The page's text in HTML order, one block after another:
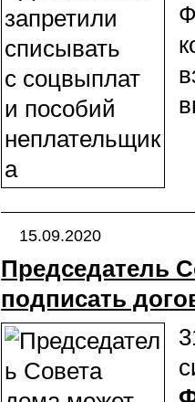
15.09.2020
Председатель
подписать